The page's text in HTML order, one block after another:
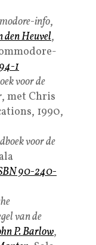
info,
den Heuvel,
1
voor de
, met Chris
1990,
voor de
90-240-
van de
P. Barlow,